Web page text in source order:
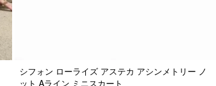
シフォン ローライズ アステカ アシンメトリー ノ
ット Aライン ミニスカート